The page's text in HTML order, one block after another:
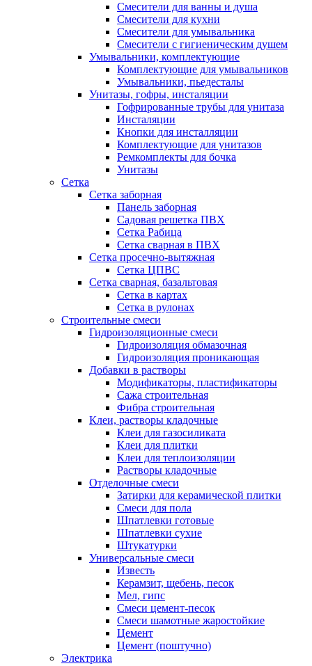
Смесители для ванны и душа
Смесители для кухни
Смесители для умывальника
Смесители с гигиеническим душем
Умывальники, комплектующие
Комплектующие для умывальников
Умывальники, пьедесталы
Унитазы, гофры, инсталяции
Гофрированные трубы для унитаза
Инсталяции
Кнопки для инсталляции
Комплектующие для унитазов
Ремкомплекты для бочка
Унитазы
Сетка
Сетка заборная
Панель заборная
Садовая решетка ПВХ
Сетка Рабица
Сетка сварная в ПВХ
Сетка просечно-вытяжная
Сетка ЦПВС
Сетка сварная, базальтовая
Сетка в картах
Сетка в рулонах
Строительные смеси
Гидроизоляционные смеси
Гидроизоляция обмазочная
Гидроизоляция проникающая
Добавки в растворы
Модификаторы, пластификаторы
Сажа строительная
Фибра строительная
Клеи, растворы кладочные
Клеи для газосиликата
Клеи для плитки
Клеи для теплоизоляции
Растворы кладочные
Отделочные смеси
Затирки для керамической плитки
Смеси для пола
Шпатлевки готовые
Шпатлевки сухие
Штукатурки
Универсальные смеси
Известь
Керамзит, щебень, песок
Мел, гипс
Смеси цемент-песок
Смеси шамотные жаростойкие
Цемент
Цемент (поштучно)
Электрика